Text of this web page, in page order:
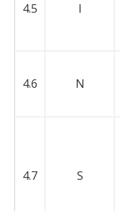
4.5 I
4.6 N
4.7 S